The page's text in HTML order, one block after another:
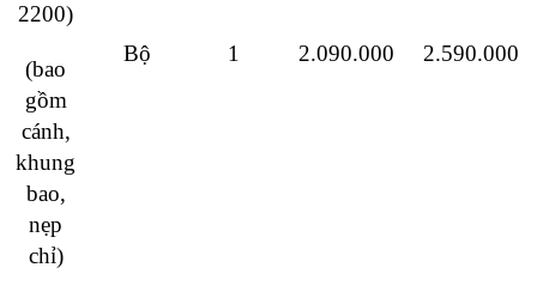
2200)
(bao
gồm
cánh,
khung
bao,
nẹp
chỉ)
Bộ 1 2.090.000 2.590.000